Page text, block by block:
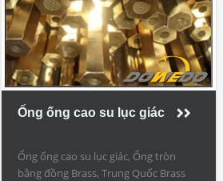
Ống ống cao su lục giác
Ống ống cao su lục giác, Ống tròn
bằng đồng Brass, Trung Quốc Brass